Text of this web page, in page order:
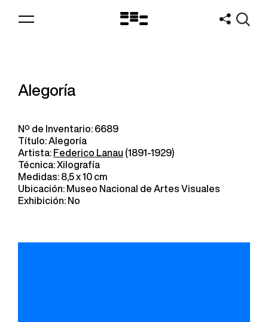
Logo
Alegoría
Nº de Inventario: 6689
Título: Alegoría
Artista: Federico Lanau (1891-1929)
Técnica: Xilografía
Medidas: 8,5 x 10 cm
Ubicación: Museo Nacional de Artes Visuales
Exhibición: No